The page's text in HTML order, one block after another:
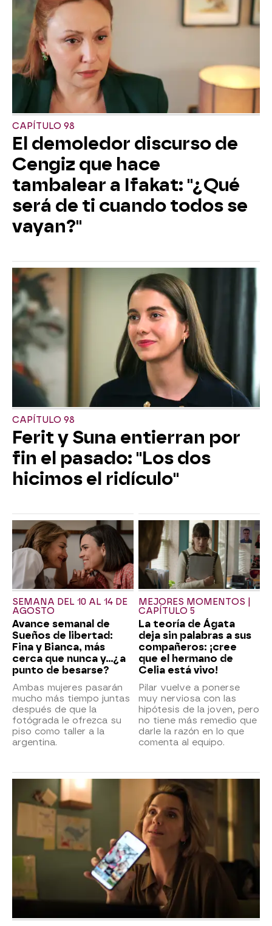
CAPÍTULO 98
El demoledor discurso de
Cengiz que hace
tambalear a Ifakat: "¿Qué
será de ti cuando todos se
vayan?"
CAPÍTULO 98
Ferit y Suna entierran por
fin el pasado: "Los dos
hicimos el ridículo"
SEMANA DEL 10 AL 14 DE
AGOSTO
Avance semanal de
Sueños de libertad:
Fina y Bianca, más
cerca que nunca y...¿a
punto de besarse?
Ambas mujeres pasarán
mucho más tiempo juntas
después de que la
fotógrada le ofrezca su
piso como taller a la
argentina.
MEJORES MOMENTOS |
CAPÍTULO 5
La teoría de Ágata
deja sin palabras a sus
compañeros: ¡cree
que el hermano de
Celia está vivo!
Pilar vuelve a ponerse
muy nerviosa con las
hipótesis de la joven, pero
no tiene más remedio que
darle la razón en lo que
comenta al equipo.